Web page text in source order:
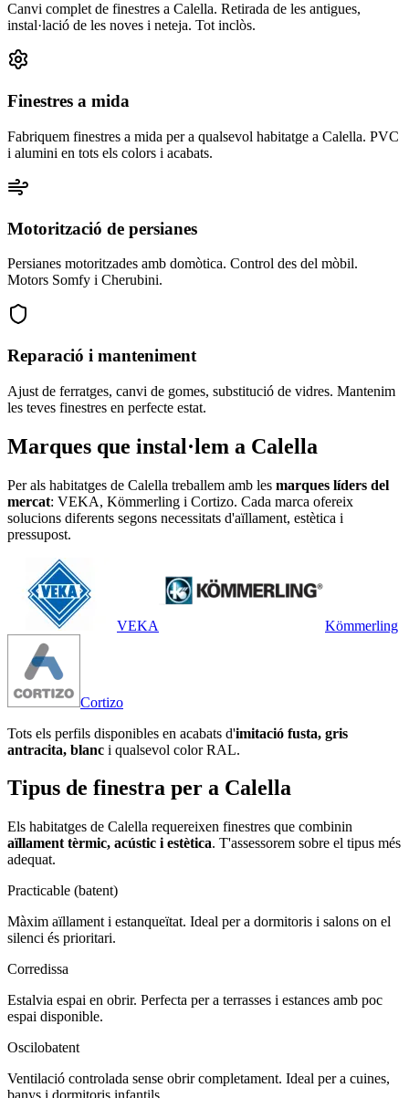
Canvi complet de finestres a Calella. Retirada de les antigues,
instal·lació de les noves i neteja. Tot inclòs.
Finestres a mida
Fabriquem finestres a mida per a qualsevol habitatge a Calella. PVC
i alumini en tots els colors i acabats.
Motorització de persianes
Persianes motoritzades amb domòtica. Control des del mòbil.
Motors Somfy i Cherubini.
Reparació i manteniment
Ajust de ferratges, canvi de gomes, substitució de vidres. Mantenim
les teves finestres en perfecte estat.
Marques que instal·lem a Calella
Per als habitatges de Calella treballem amb les marques líders del
mercat: VEKA, Kömmerling i Cortizo. Cada marca ofereix
solucions diferents segons necessitats d'aïllament, estètica i
pressupost.
VEKA Kömmerling
Cortizo
Tots els perfils disponibles en acabats d'imitació fusta, gris
antracita, blanc i qualsevol color RAL.
Tipus de finestra per a Calella
Els habitatges de Calella requereixen finestres que combinin
aïllament tèrmic, acústic i estètica. T'assessorem sobre el tipus més
adequat.
Practicable (batent)
Màxim aïllament i estanqueïtat. Ideal per a dormitoris i salons on el
silenci és prioritari.
Corredissa
Estalvia espai en obrir. Perfecta per a terrasses i estances amb poc
espai disponible.
Oscilobatent
Ventilació controlada sense obrir completament. Ideal per a cuines,